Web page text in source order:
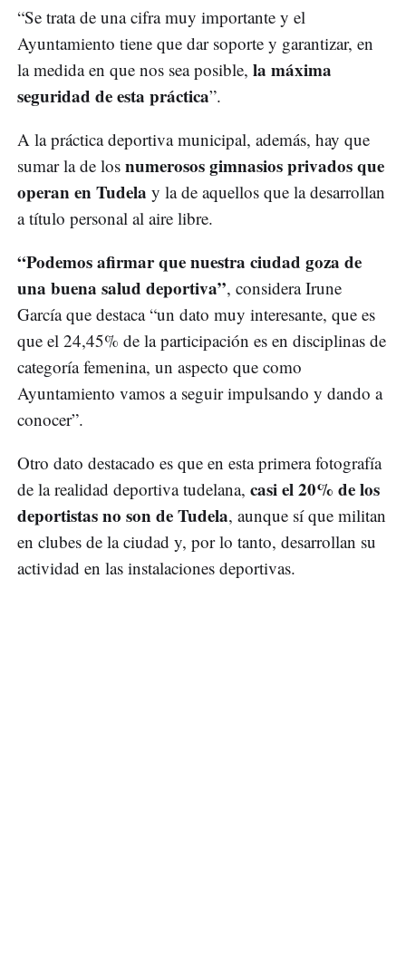
“Se trata de una cifra muy importante y el
Ayuntamiento tiene que dar soporte y garantizar, en
la medida en que nos sea posible, la máxima
seguridad de esta práctica”.
A la práctica deportiva municipal, además, hay que
sumar la de los numerosos gimnasios privados que
operan en Tudela y la de aquellos que la desarrollan
a título personal al aire libre.
“Podemos afirmar que nuestra ciudad goza de
una buena salud deportiva”, considera Irune
García que destaca “un dato muy interesante, que es
que el 24,45% de la participación es en disciplinas de
categoría femenina, un aspecto que como
Ayuntamiento vamos a seguir impulsando y dando a
conocer”.
Otro dato destacado es que en esta primera fotografía
de la realidad deportiva tudelana, casi el 20% de los
deportistas no son de Tudela, aunque sí que militan
en clubes de la ciudad y, por lo tanto, desarrollan su
actividad en las instalaciones deportivas.